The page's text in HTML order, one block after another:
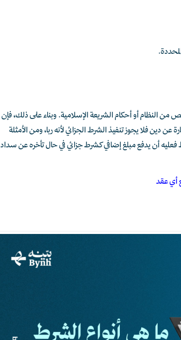
من النظام أو أحكام الشريعة الإسلامية. وبناء على ذلك، فإن
عن دين فلا يجوز تنفيذ الشرط الجزائي لأنه ربا، ومن الأمثلة
أن يدفع مبلغ إضافي كشرط جزائي في حال تأخره عن سداد